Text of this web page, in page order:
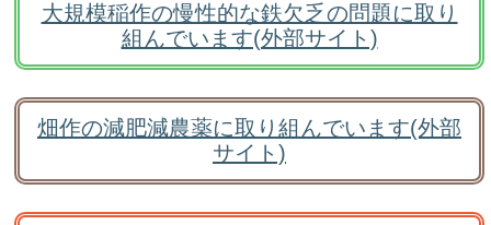
大規模稲作の慢性的な鉄欠乏の問題に取り
組んでいます(外部サイト)
畑作の減肥減農薬に取り組んでいます(外部
サイト)